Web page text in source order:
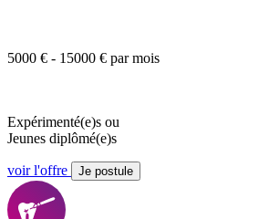
5000 € - 15000 € par mois
Expérimenté(e)s ou
Jeunes diplômé(e)s
voir l'offre Je postule